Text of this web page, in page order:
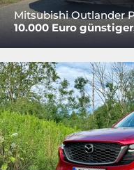
Mitsubishi Outlander
10.000 Euro